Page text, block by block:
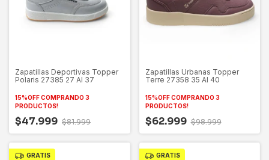
Zapatillas Deportivas Topper
Polaris 27385 27 Al 37
15%OFF COMPRANDO 3
PRODUCTOS!
$47.999 $81.999
Zapatillas Urbanas Topper
Terre 27358 35 Al 40
15%OFF COMPRANDO 3
PRODUCTOS!
$62.999 $98.999
GRATIS GRATIS